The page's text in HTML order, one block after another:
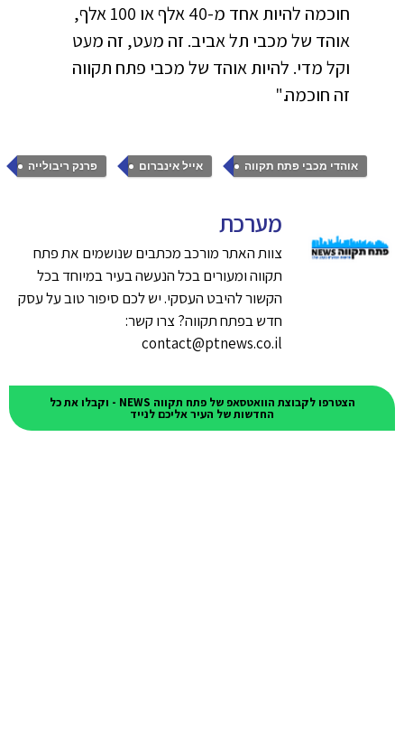
חוכמה להיות אחד מ-40 אלף או 100 אלף,
אוהד של מכבי תל אביב. זה מעט, זה מעט
וקל מדי. להיות אוהד של מכבי פתח תקווה
זה חוכמה."
אוהדי מכבי פתח תקווה , אייל אינברום , פרנק ריבולייה
מערכת
צוות האתר מורכב מכתבים שנושמים את פתח
תקווה ומעורים בכל הנעשה בעיר במיוחד בכל
הקשור להיבט העסקי. יש לכם סיפור טוב על עסק
חדש בפתח תקווה? צרו קשר:
contact@ptnews.co.il
הצטרפו לקבוצת הוואטסאפ של פתח תקווה NEWS - וקבלו את כל
החדשות של העיר אליכם לנייד